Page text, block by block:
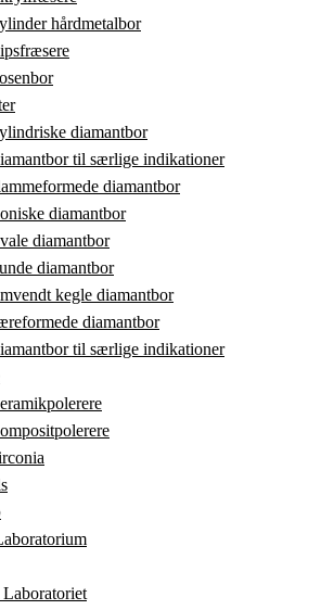
hårdmetalbor
diamantbor
til særlige indikationer
diamantbor
diamantbor
diamantbor
diamantbor
kegle diamantbor
diamantbor
til særlige indikationer